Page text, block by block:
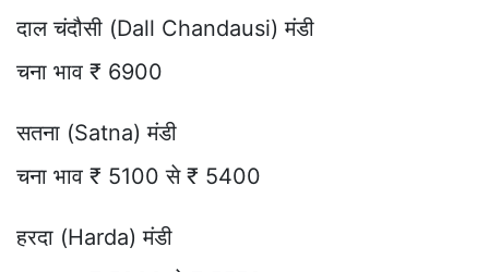
दाल चंदौसी (Dall Chandausi) मंडी
चना भाव ₹ 6900
सतना (Satna) मंडी
चना भाव ₹ 5100 से ₹ 5400
हरदा (Harda) मंडी